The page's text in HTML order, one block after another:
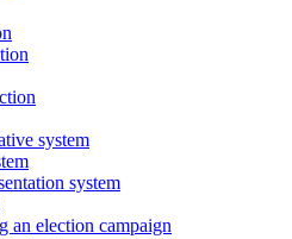
system
system
an election campaign